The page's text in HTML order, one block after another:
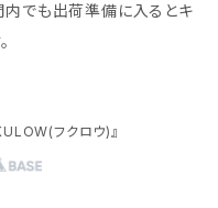
内でも出荷準備に入るとキ
フクロウ)』